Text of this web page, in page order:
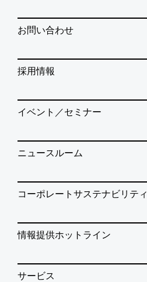
お問い合わせ
採用情報
イベント／セミナー
ニュースルーム
コーポレートサステナビリティ
情報提供ホットライン
サービス